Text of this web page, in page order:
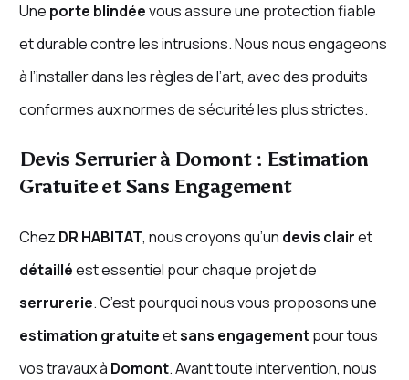
Une porte blindéevous assure une protection fiable
et durable contre les intrusions. Nous nous engageons
à l’installer dans les règles de l’art, avec des produits
conformes aux normes de sécurité les plus strictes.
Devis Serrurier à Domont : Estimation
Gratuite et Sans Engagement
Chez DR HABITAT, nous croyons qu’un devis clairet
détailléest essentiel pour chaque projet de
serrurerie. C’est pourquoi nous vous proposons une
estimation gratuiteetsans engagementpour tous
vos travaux à Domont. Avant toute intervention, nous